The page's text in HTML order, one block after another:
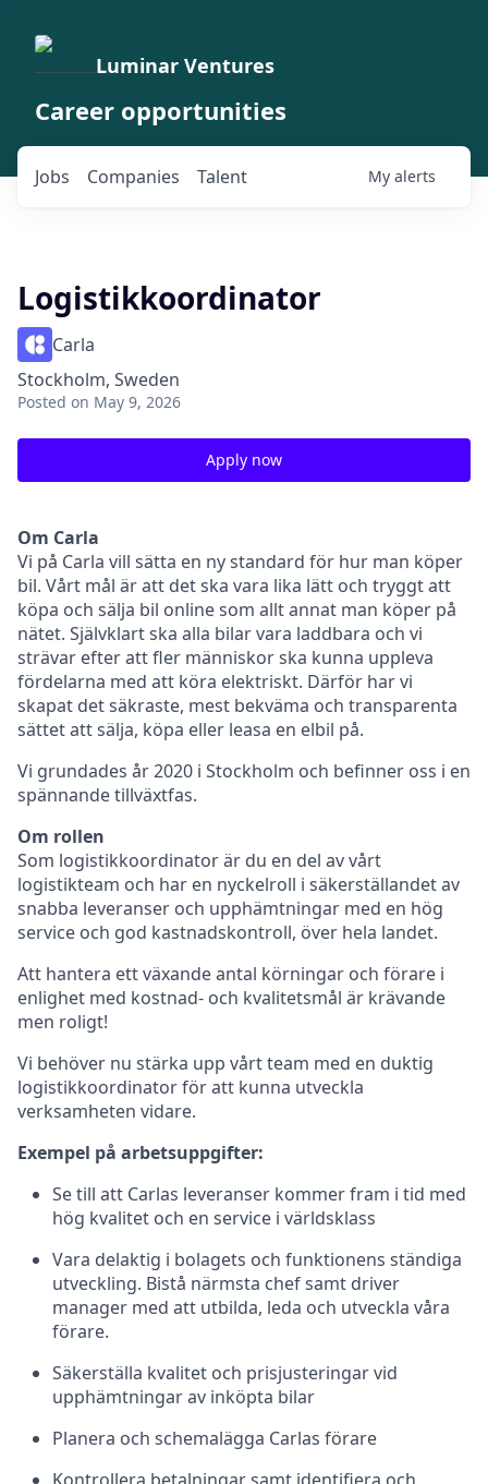
Luminar Ventures
Career opportunities
Jobs Companies Talent My alerts
Logistikkoordinator
Carla
Stockholm, Sweden
Posted on May 9, 2026
Apply now
Om Carla
Vi på Carla vill sätta en ny standard för hur man köper
bil. Vårt mål är att det ska vara lika lätt och tryggt att
köpa och sälja bil online som allt annat man köper på
nätet. Självklart ska alla bilar vara laddbara och vi
strävar efter att fler människor ska kunna uppleva
fördelarna med att köra elektriskt. Därför har vi
skapat det säkraste, mest bekväma och transparenta
sättet att sälja, köpa eller leasa en elbil på.
Vi grundades år 2020 i Stockholm och befinner oss i en
spännande tillväxtfas.
Om rollen
Som logistikkoordinator är du en del av vårt
logistikteam och har en nyckelroll i säkerställandet av
snabba leveranser och upphämtningar med en hög
service och god kastnadskontroll, över hela landet.
Att hantera ett växande antal körningar och förare i
enlighet med kostnad- och kvalitetsmål är krävande
men roligt!
Vi behöver nu stärka upp vårt team med en duktig
logistikkoordinator för att kunna utveckla
verksamheten vidare.
Exempel på arbetsuppgifter:
Se till att Carlas leveranser kommer fram i tid med
hög kvalitet och en service i världsklass
Vara delaktig i bolagets och funktionens ständiga
utveckling. Bistå närmsta chef samt driver
manager med att utbilda, leda och utveckla våra
förare.
Säkerställa kvalitet och prisjusteringar vid
upphämtningar av inköpta bilar
Planera och schemalägga Carlas förare